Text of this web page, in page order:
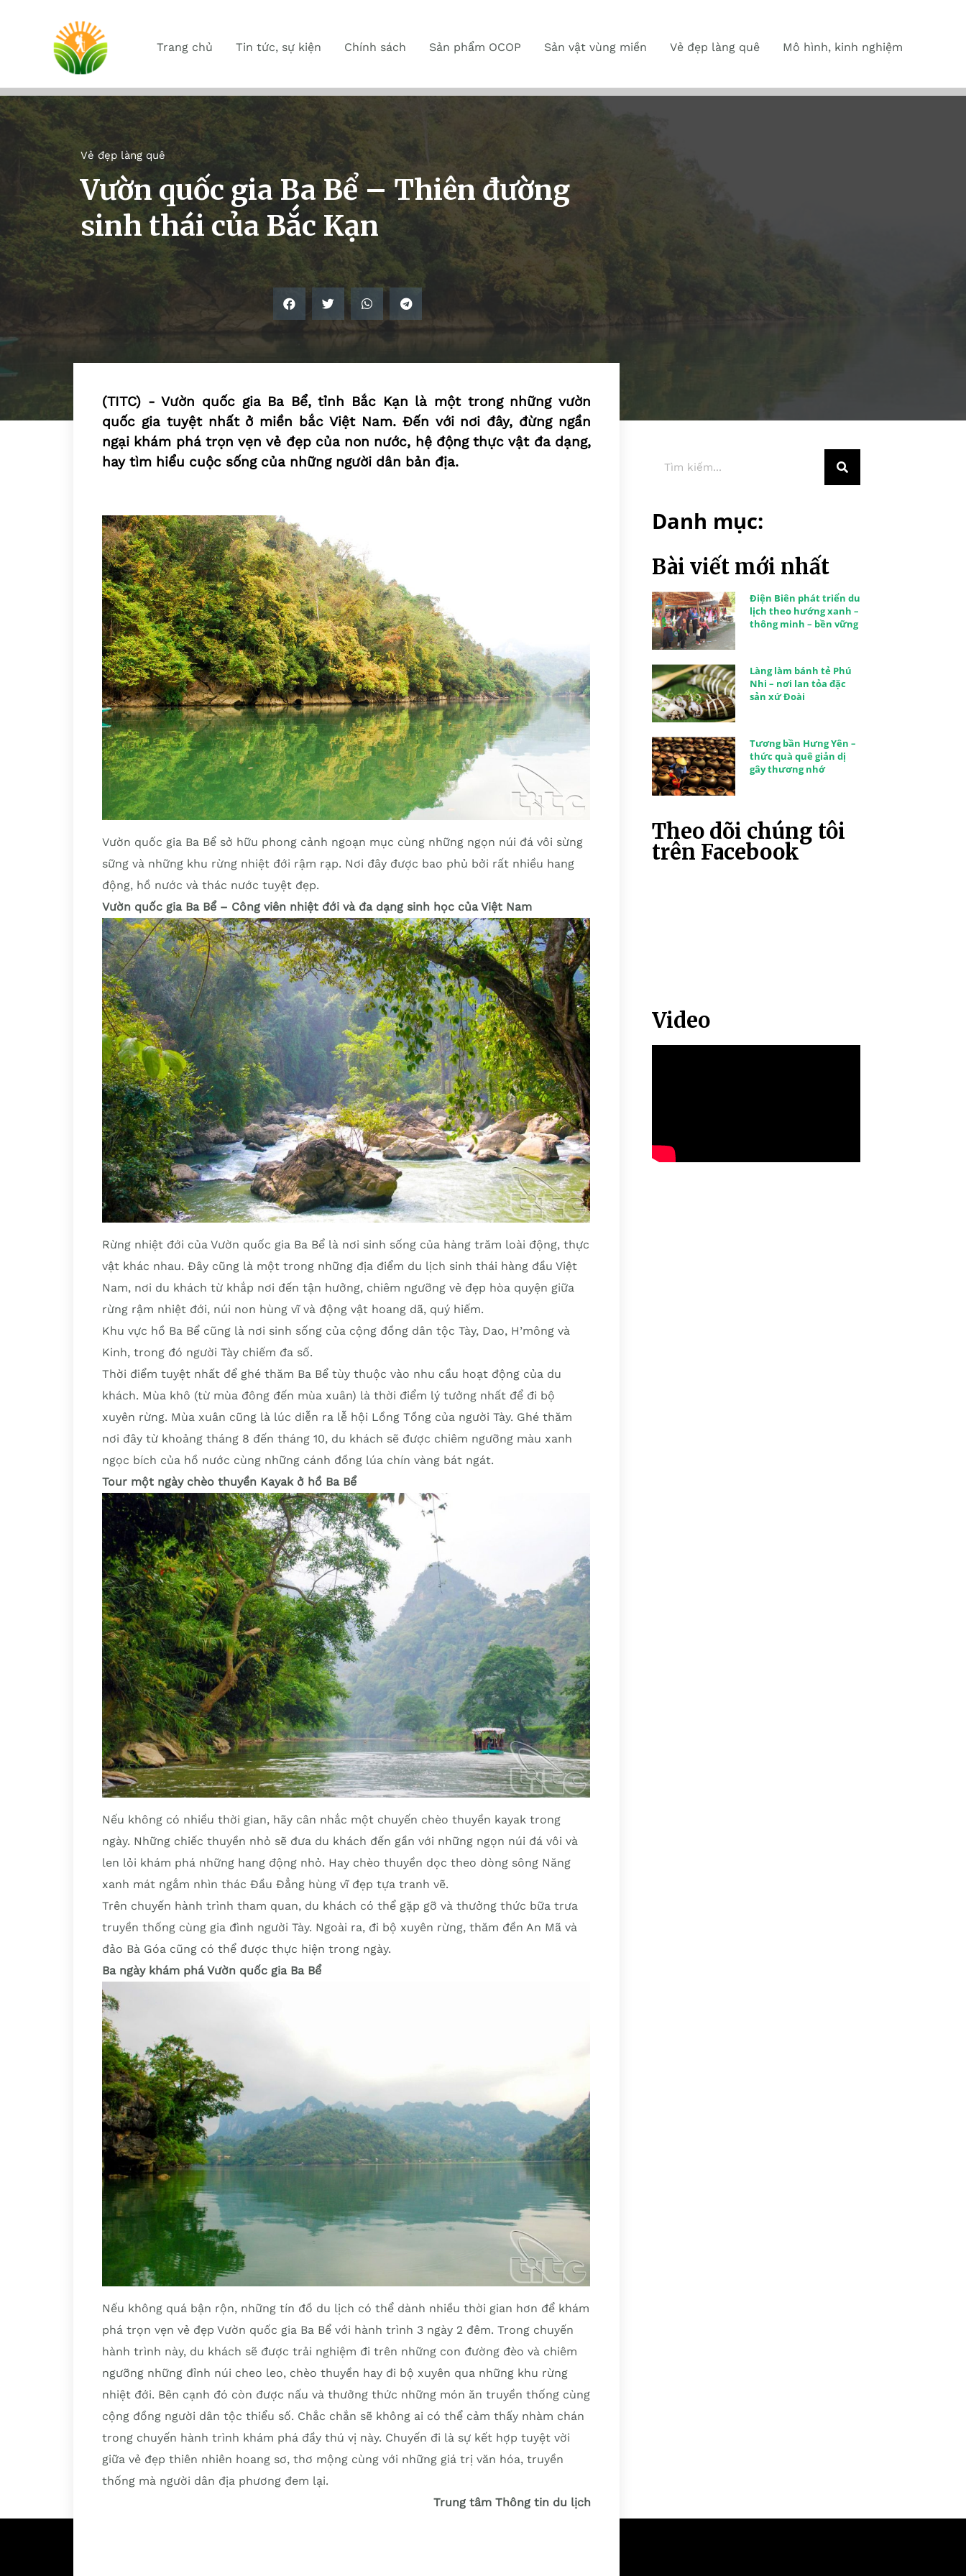
Trang chủ Tin tức, sự kiện Chính sách Sản phẩm OCOP Sản vật vùng miền Vẻ đẹp làng quê Mô hình, kinh nghiệm
Vẻ đẹp làng quê
Vườn quốc gia Ba Bể – Thiên đường
sinh thái của Bắc Kạn
(TITC) - Vườn quốc gia Ba Bể, tỉnh Bắc Kạn là một trong những vườn
quốc gia tuyệt nhất ở miền bắc Việt Nam. Đến với nơi đây, đừng ngần
ngại khám phá trọn vẹn vẻ đẹp của non nước, hệ động thực vật đa dạng,
hay tìm hiểu cuộc sống của những người dân bản địa.
Vườn quốc gia Ba Bể sở hữu phong cảnh ngoạn mục cùng những ngọn núi đá vôi sừng
sững và những khu rừng nhiệt đới rậm rạp. Nơi đây được bao phủ bởi rất nhiều hang
động, hồ nước và thác nước tuyệt đẹp.
Vườn quốc gia Ba Bể – Công viên nhiệt đới và đa dạng sinh học của Việt Nam
Rừng nhiệt đới của Vườn quốc gia Ba Bể là nơi sinh sống của hàng trăm loài động, thực
vật khác nhau. Đây cũng là một trong những địa điểm du lịch sinh thái hàng đầu Việt
Nam, nơi du khách từ khắp nơi đến tận hưởng, chiêm ngưỡng vẻ đẹp hòa quyện giữa
rừng rậm nhiệt đới, núi non hùng vĩ và động vật hoang dã, quý hiếm.
Khu vực hồ Ba Bể cũng là nơi sinh sống của cộng đồng dân tộc Tày, Dao, H’mông và
Kinh, trong đó người Tày chiếm đa số.
Thời điểm tuyệt nhất để ghé thăm Ba Bể tùy thuộc vào nhu cầu hoạt động của du
khách. Mùa khô (từ mùa đông đến mùa xuân) là thời điểm lý tưởng nhất để đi bộ
xuyên rừng. Mùa xuân cũng là lúc diễn ra lễ hội Lồng Tồng của người Tày. Ghé thăm
nơi đây từ khoảng tháng 8 đến tháng 10, du khách sẽ được chiêm ngưỡng màu xanh
ngọc bích của hồ nước cùng những cánh đồng lúa chín vàng bát ngát.
Tour một ngày chèo thuyền Kayak ở hồ Ba Bể
Nếu không có nhiều thời gian, hãy cân nhắc một chuyến chèo thuyền kayak trong
ngày. Những chiếc thuyền nhỏ sẽ đưa du khách đến gần với những ngọn núi đá vôi và
len lỏi khám phá những hang động nhỏ. Hay chèo thuyền dọc theo dòng sông Năng
xanh mát ngắm nhìn thác Đầu Đẳng hùng vĩ đẹp tựa tranh vẽ.
Trên chuyến hành trình tham quan, du khách có thể gặp gỡ và thưởng thức bữa trưa
truyền thống cùng gia đình người Tày. Ngoài ra, đi bộ xuyên rừng, thăm đền An Mã và
đảo Bà Góa cũng có thể được thực hiện trong ngày.
Ba ngày khám phá Vườn quốc gia Ba Bể
Nếu không quá bận rộn, những tín đồ du lịch có thể dành nhiều thời gian hơn để khám
phá trọn vẹn vẻ đẹp Vườn quốc gia Ba Bể với hành trình 3 ngày 2 đêm. Trong chuyến
hành trình này, du khách sẽ được trải nghiệm đi trên những con đường đèo và chiêm
ngưỡng những đỉnh núi cheo leo, chèo thuyền hay đi bộ xuyên qua những khu rừng
nhiệt đới. Bên cạnh đó còn được nấu và thưởng thức những món ăn truyền thống cùng
cộng đồng người dân tộc thiểu số. Chắc chắn sẽ không ai có thể cảm thấy nhàm chán
trong chuyến hành trình khám phá đầy thú vị này. Chuyến đi là sự kết hợp tuyệt vời
giữa vẻ đẹp thiên nhiên hoang sơ, thơ mộng cùng với những giá trị văn hóa, truyền
thống mà người dân địa phương đem lại.
Trung tâm Thông tin du lịch
Danh mục:
Bài viết mới nhất
Điện Biên phát triển du
lịch theo hướng xanh –
thông minh – bền vững
Làng làm bánh tẻ Phú
Nhi – nơi lan tỏa đặc
sản xứ Đoài
Tương bần Hưng Yên –
thức quà quê giản dị
gây thương nhớ
Theo dõi chúng tôi
trên Facebook
Video